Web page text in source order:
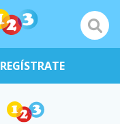
REGÍSTRATE